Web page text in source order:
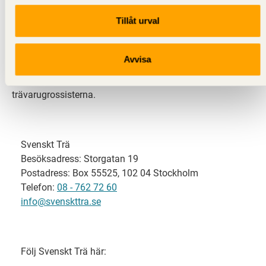
Tillåt urval
Avvisa
Svenskt Trä representerar svensk sågverksindustri
och är en del av branschorganisationen
svensk limträ-, KL-trä- och förpackningsindustri samt
trävarugrossisterna.
Svenskt Trä
Besöksadress: Storgatan 19
Postadress: Box 55525, 102 04 Stockholm
Telefon: 08 - 762 72 60
info@svenskttra.se
Följ Svenskt Trä här: